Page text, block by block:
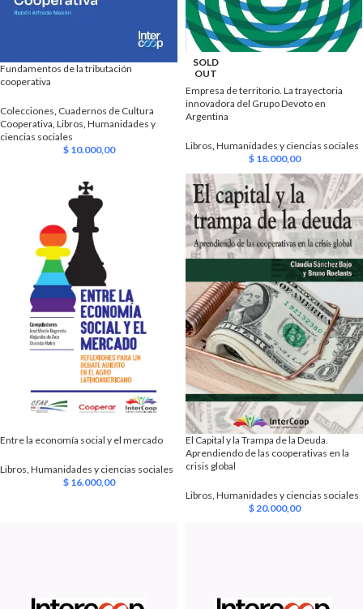
Fundamentos de la tributación
cooperativa
Colecciones Cuadernos de Cultura
Cooperativa Libros Humanidades y
ciencias sociales
$10.000,00
SOLD
OUT
Empresa de territorio. La trayectoria
innovadora del Grupo Devoto en
Argentina
Libros Humanidades y ciencias sociales
$18.000,00
Entre la economía social y el mercado
Libros Humanidades y ciencias sociales
$16.000,00
El Capital y la Trampa de la Deuda.
Aprendiendo de las cooperativas en la
crisis global
Libros Humanidades y ciencias sociales
$20.000,00